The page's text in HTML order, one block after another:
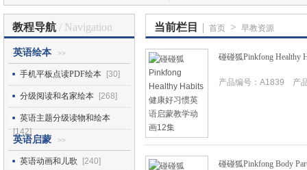
教程导航 / Navigation
英语绘本 >>
手机平板点读PDF绘本 [30]
分级阅读和名家绘本 [268]
英语主题分级读物和绘本
[142]
英语启蒙 >>
英语动画和儿歌 [240]
当前栏目 | 首页 > 早教资源
碰碰狐Pinkfong Healthy
产品编号：A1839 产
碰碰狐Pinkfong Body